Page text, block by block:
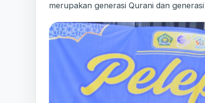
merupakan generasi Qurani dan